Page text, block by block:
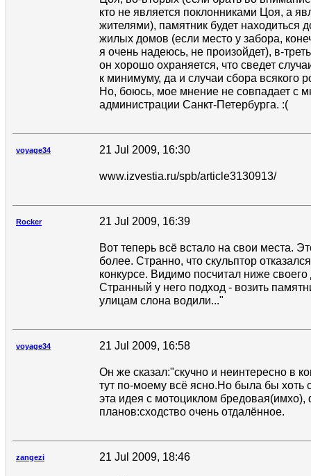
кто не является поклонниками Цоя, а
жителями), памятник будет находиться
жилых домов (если место у забора,
я очень надеюсь, не произойдет), в-
он хорошо охраняется, что сведет
к минимуму, да и случаи сбора всякого
Но, боюсь, мое мнение не совпадает с
администрации Санкт-Петербурга. :(
voyage34 21 Jul 2009, 16:30
www.izvestia.ru/spb/article3130913/
Rocker 21 Jul 2009, 16:39
Вот теперь всё встало на свои места.
более. Странно, что скульптор
конкурсе. Видимо посчитал ниже своего
Странный у него подход - возить
улицам слона водили..."
voyage34 21 Jul 2009, 16:58
Он же сказал:"скучно и неинтересно в
тут по-моему всё ясно.Но была бы хоть
эта идея с мотоциклом бредовая(имхо),
планов:сходство очень отдалённое.
zangezi 21 Jul 2009, 18:46